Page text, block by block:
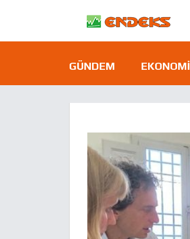
GÜNDEM EKONOMI